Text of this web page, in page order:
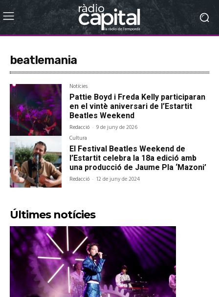
beatlemania
Notícies
Pattie Boyd i Freda Kelly participaran
en el vintè aniversari de l’Estartit
Beatles Weekend
Redacció - 9 de juny de 2026
Cultura
El Festival Beatles Weekend de
l’Estartit celebra la 18a edició amb
una producció de Jaume Pla ‘Mazoni’
Redacció - 12 de juny de 2024
Últimes notícies